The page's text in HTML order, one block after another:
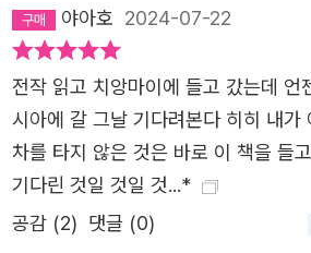
야아호 2024-07-22
전작 읽고 치앙마이에 들고 갔는데 언
시아에 갈 그날 기다려본다 히히 내가
차를 타지 않은 것은 바로 이 책을 들
기다린 것일 것일 것...*
공감 (2) 댓글 (0)